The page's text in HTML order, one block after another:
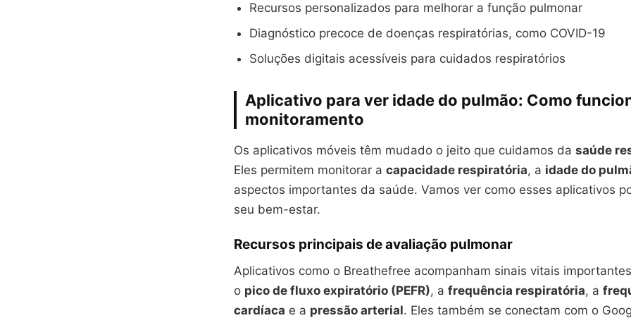
Recursos personalizados para melhorar a função pulmonar
Diagnóstico precoce de doenças respiratórias, como COVID-19
Soluções digitais acessíveis para cuidados respiratórios
Aplicativo para ver idade do pulmão: Como
monitoramento
Os aplicativos móveis têm mudado o jeito que cuidamos da saúde
Eles permitem monitorar a capacidade respiratória, a idade do
aspectos importantes da saúde. Vamos ver como esses aplicativos
seu bem-estar.
Recursos principais de avaliação pulmonar
Aplicativos como o Breathefree acompanham sinais vitais
o pico de fluxo expiratório (PEFR), a frequência respiratória, a
cardíaca e a pressão arterial. Eles também se conectam com o